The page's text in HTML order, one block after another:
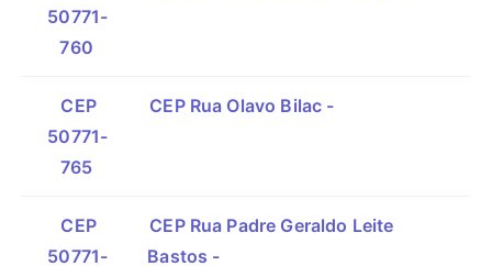
50771-
760
CEP
50771-
765
CEP Rua Olavo Bilac -
CEP
50771-
CEP Rua Padre Geraldo Leite
Bastos -